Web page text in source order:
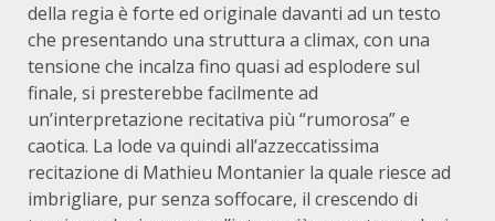
della regia è forte ed originale davanti ad un testo
che presentando una struttura a climax, con una
tensione che incalza fino quasi ad esplodere sul
finale, si presterebbe facilmente ad
un’interpretazione recitativa più “rumorosa” e
caotica. La lode va quindi all’azzeccatissima
recitazione di Mathieu Montanier la quale riesce ad
imbrigliare, pur senza soffocare, il crescendo di